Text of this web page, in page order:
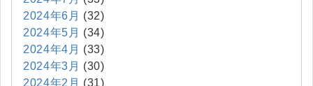
2024年6月 (32)
2024年5月 (34)
2024年4月 (33)
2024年3月 (30)
2024年2月 (31)